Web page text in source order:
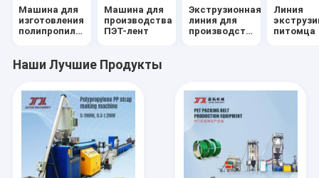
Машина для
изготовления
полипропиленовых
Машина для
производства
ПЭТ-лент
Экструзионная
линия для
производства
Линия
питомца
Наши Лучшие Продукты